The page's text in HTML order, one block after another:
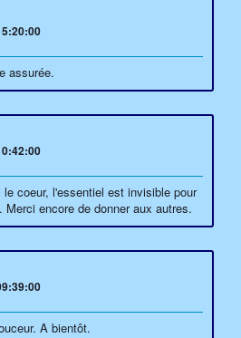
assurée.
coeur, l'essentiel est invisible pour
encore de donner aux autres.
A bientôt.